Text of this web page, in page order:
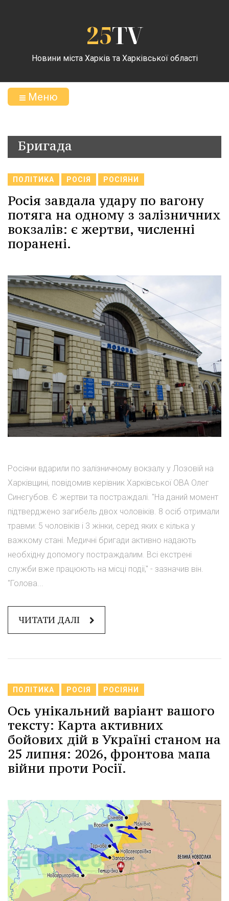
25TV
Новини міста Харків та Харківської області
Меню
Бригада
ПОЛІТИКА РОСІЯ РОСІЯНИ
Росія завдала удару по вагону
потяга на одному з залізничних
вокзалів: є жертви, численні
поранені.
Росіяни вдарили по залізничному вокзалу у Лозовій на
Харківщині, повідомив керівник Харківської ОВА Олег
Синєгубов. Є жертви та постраждалі. "На даний момент
підтверджено загибель двох чоловіків. 8 осіб отримали
травми: 5 чоловіків і 3 жінки, серед яких є кілька у
важкому стані. Медичні бригади активно надають
необхідну допомогу постраждалим. Всі екстрені
служби вже працюють на місці події," - зазначив він.
"Голова...
ЧИТАТИ ДАЛІ
ПОЛІТИКА РОСІЯ РОСІЯНИ
Ось унікальний варіант вашого
тексту: Карта активних
бойових дій в Україні станом на
25 липня: 2026, фронтова мапа
війни проти Росії.